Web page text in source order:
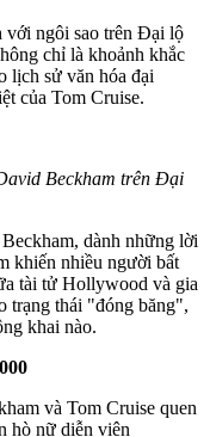
với ngôi sao trên Đại lộ
chỉ là khoảnh khắc
lịch sử văn hóa đại
của Tom Cruise.
Beckham trên Đại
dành những lời
khiến nhiều người bất
tài tử Hollywood và gia
trạng thái "đóng băng",
khai nào.
và Tom Cruise quen
hò nữ diễn viên